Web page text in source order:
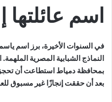
اسم عائلتها
في السنوات الأخيرة، برز اسم
النماذج الشبابية المصرية
بمحافظة دمياط استطاعت أن تحجز
بعد أن حققت إنجازًا غير مسبوق